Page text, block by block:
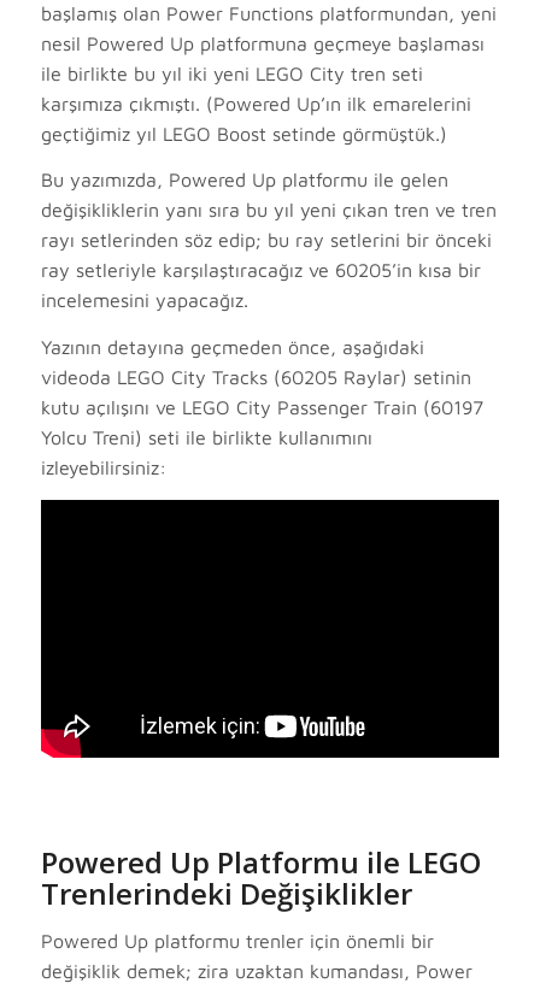
başlamış olan Power Functions platformundan, yeni
nesil Powered Up platformuna geçmeye başlaması
ile birlikte bu yıl iki yeni LEGO City tren seti
karşımıza çıkmıştı. (Powered Up’ın ilk emarelerini
geçtiğimiz yıl LEGO Boost setinde görmüştük.)
Bu yazımızda, Powered Up platformu ile gelen
değişikliklerin yanı sıra bu yıl yeni çıkan tren ve tren
rayı setlerinden söz edip; bu ray setlerini bir önceki
ray setleriyle karşılaştıracağız ve 60205’in kısa bir
incelemesini yapacağız.
Yazının detayına geçmeden önce, aşağıdaki
videoda LEGO City Tracks (60205 Raylar) setinin
kutu açılışını ve LEGO City Passenger Train (60197
Yolcu Treni) seti ile birlikte kullanımını
izleyebilirsiniz:
Powered Up Platformu ile LEGO
Trenlerindeki Değişiklikler
Powered Up platformu trenler için önemli bir
değişiklik demek; zira uzaktan kumandası, Power